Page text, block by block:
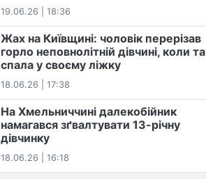
19.06.26 | 18:36
Жах на Київщині: чоловік перерізав
горло неповнолітній дівчині, коли та
спала у своєму ліжку
18.06.26 | 17:38
На Хмельниччині далекобійник
намагався зґвалтувати 13-річну
дівчинку
18.06.26 | 16:18